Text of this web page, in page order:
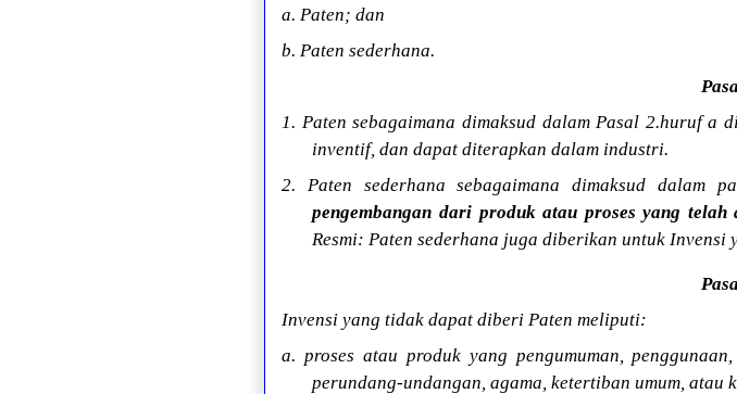
a. Paten; dan
b. Paten sederhana.
1. Paten sebagaimana dimaksud dalam Pasal 2.huruf a
inventif, dan dapat diterapkan dalam industri.
2. Paten sederhana sebagaimana dimaksud
pengembangan dari produk atau proses yang
Resmi: Paten sederhana juga diberikan untuk Invensi
Invensi yang tidak dapat diberi Paten meliputi:
a. proses atau produk yang pengumuman,
perundang-undangan, agama, ketertiban umum, atau